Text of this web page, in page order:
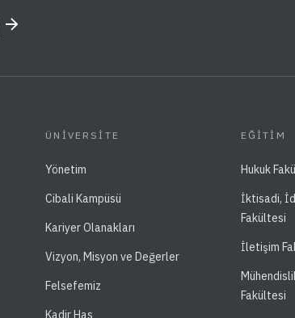
ÜNIVERSITE
Yönetim
Cibali Kampüsü
Kariyer Olanakları
Vizyon, Misyon ve Değerler
Felsefemiz
Kadir Has
EĞITIM
Hukuk
İktisadi,
Fakültesi
İletişim
Fakültesi